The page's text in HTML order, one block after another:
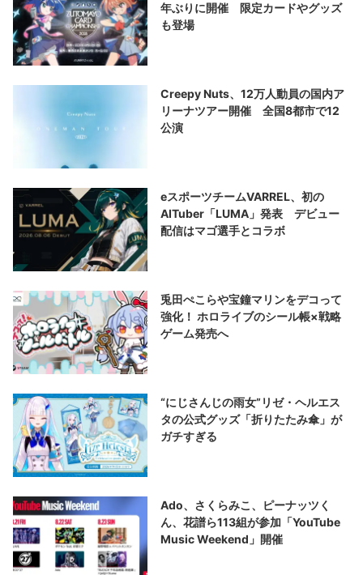
年ぶりに開催 限定カードやグッズ
も登場
Creepy Nuts、12万人動員の国内ア
リーナツアー開催 全国8都市で12
公演
eスポーツチームVARREL、初の
AITuber「LUMA」発表 デビュー
配信はマゴ選手とコラボ
兎田ぺこらや宝鐘マリンをデコって
強化！ ホロライブのシール帳×戦略
ゲーム発売へ
“にじさんじの雨女”リゼ・ヘルエス
タの公式グッズ「折りたたみ傘」が
ガチすぎる
Ado、さくらみこ、ピーナッツく
ん、花譜ら113組が参加「YouTube
Music Weekend」開催